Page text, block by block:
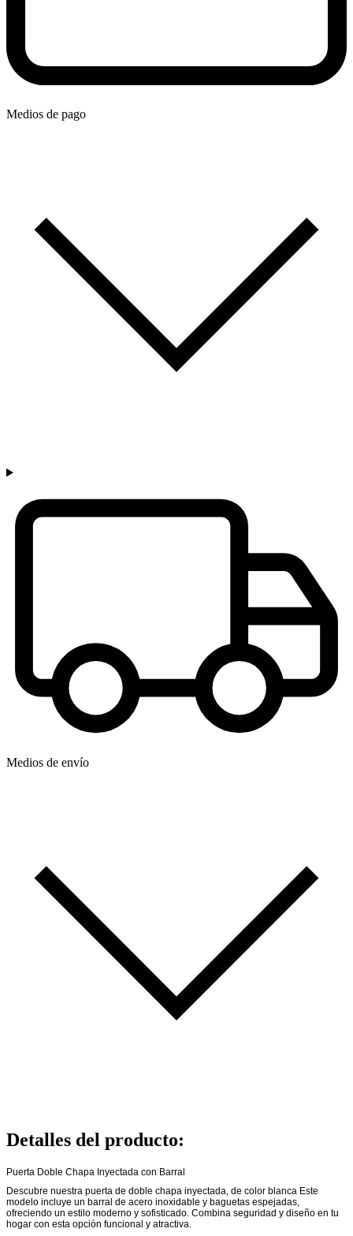
Medios de pago
Medios de envío
Detalles del producto:
Puerta Doble Chapa Inyectada con Barral
Descubre nuestra puerta de doble chapa inyectada, de color blanca Este
modelo incluye un barral de acero inoxidable y baguetas espejadas,
ofreciendo un estilo moderno y sofisticado. Combina seguridad y diseño en tu
hogar con esta opción funcional y atractiva.